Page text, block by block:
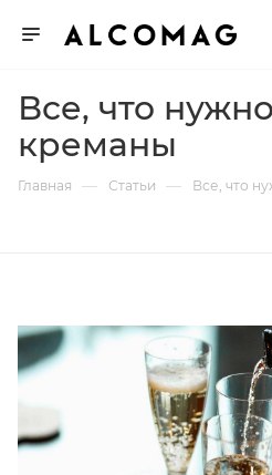
Все, что
креманы
Главная — Статьи — Все, что